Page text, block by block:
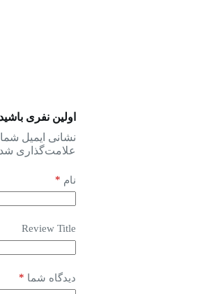
اولین نفری
نشانی ایمیل
علامت‌گذاری
نام *
Review Title
دیدگاه شما *